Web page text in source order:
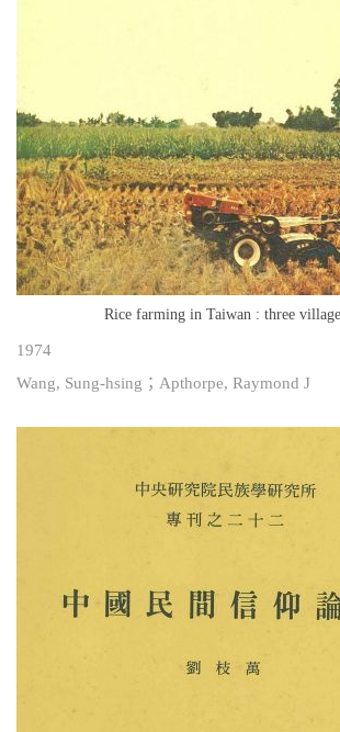
Rice farming in Taiwan : three
1974
Wang, Sung-hsing；Apthorpe, Raymond J